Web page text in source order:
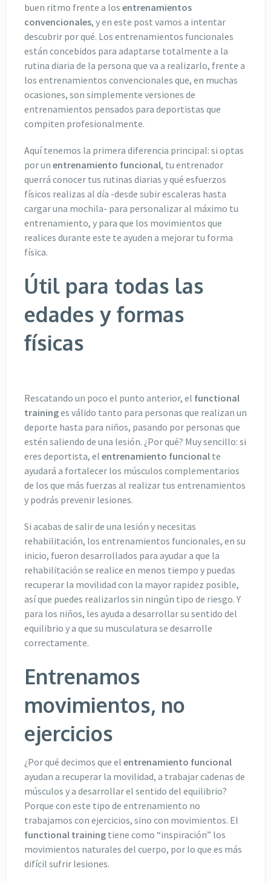
buen ritmo frente a los entrenamientos
convencionales, y en este post vamos a intentar
descubrir por qué. Los entrenamientos funcionales
están concebidos para adaptarse totalmente a la
rutina diaria de la persona que va a realizarlo, frente a
los entrenamientos convencionales que, en muchas
ocasiones, son simplemente versiones de
entrenamientos pensados para deportistas que
compiten profesionalmente.
Aquí tenemos la primera diferencia principal: si optas
por un entrenamiento funcional, tu entrenador
querrá conocer tus rutinas diarias y qué esfuerzos
físicos realizas al día -desde subir escaleras hasta
cargar una mochila- para personalizar al máximo tu
entrenamiento, y para que los movimientos que
realices durante este te ayuden a mejorar tu forma
física.
Útil para todas las
edades y formas
físicas
Rescatando un poco el punto anterior, el functional
traininges válido tanto para personas que realizan un
deporte hasta para niños, pasando por personas que
estén saliendo de una lesión. ¿Por qué? Muy sencillo: si
eres deportista, el entrenamiento funcionalte
ayudará a fortalecer los músculos complementarios
de los que más fuerzas al realizar tus entrenamientos
y podrás prevenir lesiones.
Si acabas de salir de una lesión y necesitas
rehabilitación, los entrenamientos funcionales, en su
inicio, fueron desarrollados para ayudar a que la
rehabilitación se realice en menos tiempo y puedas
recuperar la movilidad con la mayor rapidez posible,
así que puedes realizarlos sin ningún tipo de riesgo. Y
para los niños, les ayuda a desarrollar su sentido del
equilibrio y a que su musculatura se desarrolle
correctamente.
Entrenamos
movimientos, no
ejercicios
¿Por qué decimos que el entrenamiento funcional
ayudan a recuperar la movilidad, a trabajar cadenas de
músculos y a desarrollar el sentido del equilibrio?
Porque con este tipo de entrenamiento no
trabajamos con ejercicios, sino con movimientos. El
functional trainingtiene como “inspiración” los
movimientos naturales del cuerpo, por lo que es más
difícil sufrir lesiones.